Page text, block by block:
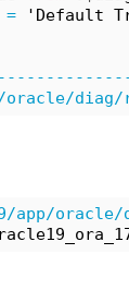
= 'Default
oracle/
app/